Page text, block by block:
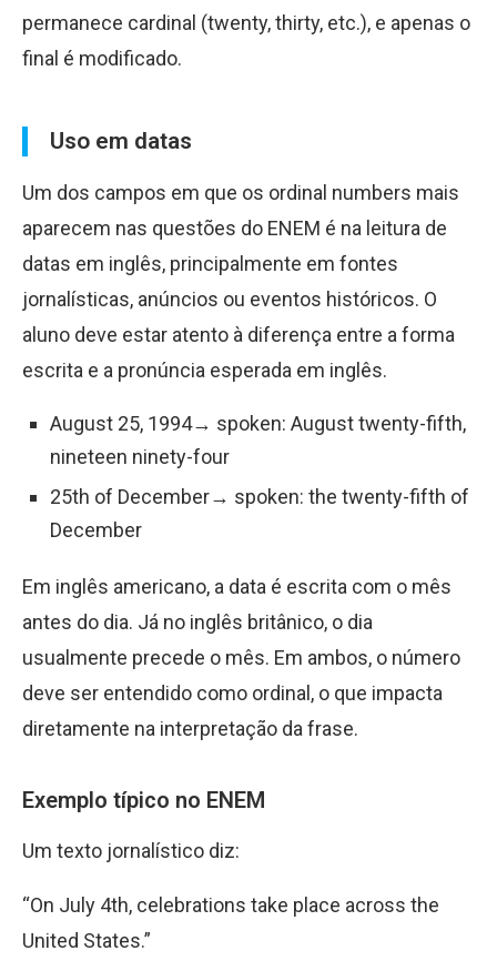
permanece cardinal (twenty, thirty, etc.), e apenas o
final é modificado.
Uso em datas
Um dos campos em que os ordinal numbers mais
aparecem nas questões do ENEM é na leitura de
datas em inglês, principalmente em fontes
jornalísticas, anúncios ou eventos históricos. O
aluno deve estar atento à diferença entre a forma
escrita e a pronúncia esperada em inglês.
August 25, 1994→ spoken: August twenty-fifth,
nineteen ninety-four
25th of December→ spoken: the twenty-fifth of
December
Em inglês americano, a data é escrita com o mês
antes do dia. Já no inglês britânico, o dia
usualmente precede o mês. Em ambos, o número
deve ser entendido como ordinal, o que impacta
diretamente na interpretação da frase.
Exemplo típico no ENEM
Um texto jornalístico diz:
“On July 4th, celebrations take place across the
United States.”